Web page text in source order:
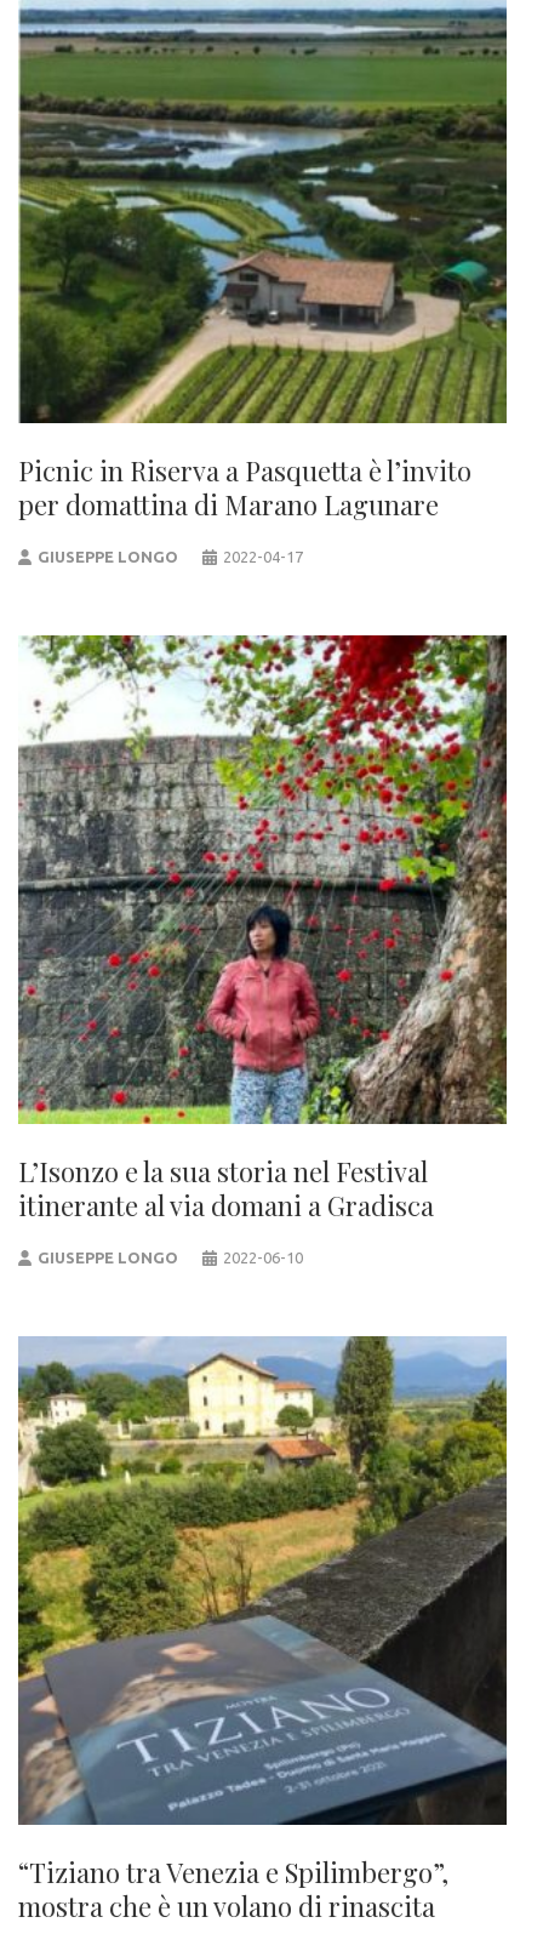
Picnic in Riserva a Pasquetta è l’invito
per domattina di Marano Lagunare
GIUSEPPE LONGO 2022-04-17
L’Isonzo e la sua storia nel Festival
itinerante al via domani a Gradisca
GIUSEPPE LONGO 2022-06-10
“Tiziano tra Venezia e Spilimbergo”,
mostra che è un volano di rinascita